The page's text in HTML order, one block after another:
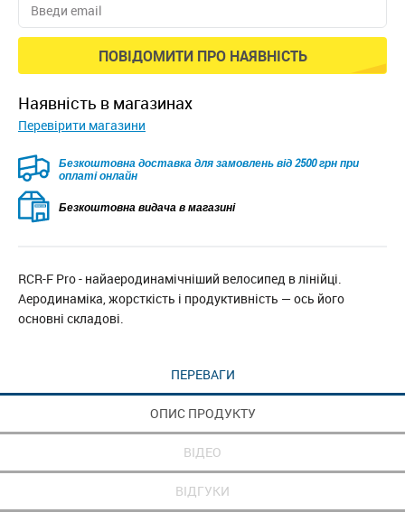
ПОВІДОМИТИ ПРО НАЯВНІСТЬ
наявність в магазинах
Перевірити магазини
Безкоштовна доставка для замовлень від 2500 грн при
оплаті онлайн
Безкоштовна видача в магазині
RCR-F Pro - найаеродинамічніший велосипед в лінійці.
Аеродинаміка, жорсткість і продуктивність — ось його
основні складові.
ПЕРЕВАГИ
ОПИС ПРОДУКТУ
ВІДЕО
ВІДГУКИ